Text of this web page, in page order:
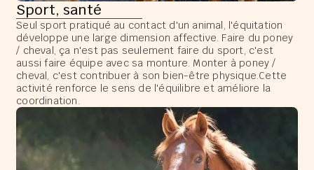
Sport, santé
Seul sport pratiqué au contact d'un animal, l'équitation
développe une large dimension affective. Faire du poney
/ cheval, ça n'est pas seulement faire du sport, c'est
aussi faire équipe avec sa monture. Monter à poney /
cheval, c'est contribuer à son bien-être physique.Cette
activité renforce le sens de l'équilibre et améliore la
coordination.